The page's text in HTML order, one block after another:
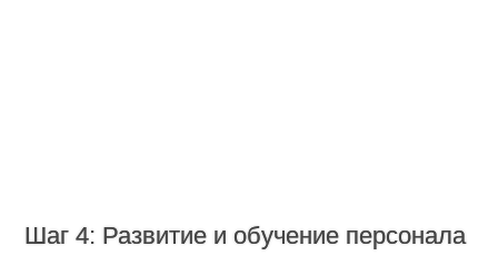
Шаг 4: Развитие и обучение персонала